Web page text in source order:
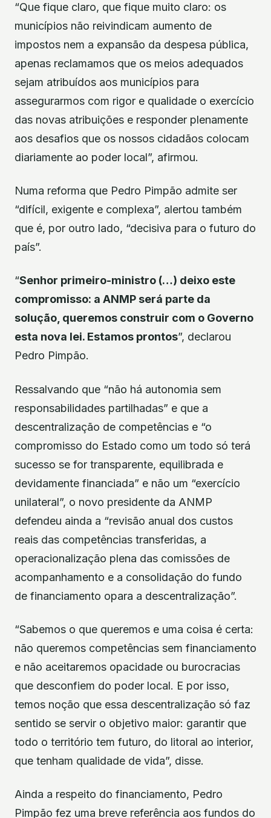
“Que fique claro, que fique muito claro: os
municípios não reivindicam aumento de
impostos nem a expansão da despesa pública,
apenas reclamamos que os meios adequados
sejam atribuídos aos municípios para
assegurarmos com rigor e qualidade o exercício
das novas atribuições e responder plenamente
aos desafios que os nossos cidadãos colocam
diariamente ao poder local”, afirmou.
Numa reforma que Pedro Pimpão admite ser
“difícil, exigente e complexa”, alertou também
que é, por outro lado, “decisiva para o futuro do
país”.
“Senhor primeiro-ministro (…) deixo este
compromisso: a ANMP será parte da
solução, queremos construir com o Governo
esta nova lei. Estamos prontos”, declarou
Pedro Pimpão.
Ressalvando que “não há autonomia sem
responsabilidades partilhadas” e que a
descentralização de competências e “o
compromisso do Estado como um todo só terá
sucesso se for transparente, equilibrada e
devidamente financiada” e não um “exercício
unilateral”, o novo presidente da ANMP
defendeu ainda a “revisão anual dos custos
reais das competências transferidas, a
operacionalização plena das comissões de
acompanhamento e a consolidação do fundo
de financiamento opara a descentralização”.
“Sabemos o que queremos e uma coisa é certa:
não queremos competências sem financiamento
e não aceitaremos opacidade ou burocracias
que desconfiem do poder local. E por isso,
temos noção que essa descentralização só faz
sentido se servir o objetivo maior: garantir que
todo o território tem futuro, do litoral ao interior,
que tenham qualidade de vida”, disse.
Ainda a respeito do financiamento, Pedro
Pimpão fez uma breve referência aos fundos do